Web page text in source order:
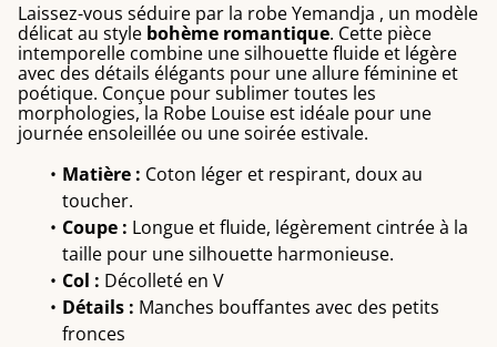
Laissez-vous séduire par la robe Yemandja , un modèle
délicat au style bohème romantique. Cette pièce
intemporelle combine une silhouette fluide et légère
avec des détails élégants pour une allure féminine et
poétique. Conçue pour sublimer toutes les
morphologies, la Robe Louise est idéale pour une
journée ensoleillée ou une soirée estivale.
Matière : Coton léger et respirant, doux au
toucher.
Coupe : Longue et fluide, légèrement cintrée à la
taille pour une silhouette harmonieuse.
Col : Décolleté en V
Détails : Manches bouffantes avec des petits
fronces